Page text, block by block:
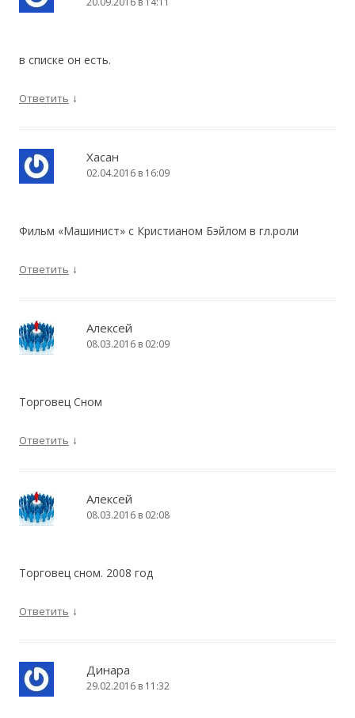
в списке он есть.
Ответить ↓
Хасан
02.04.2016 в 16:09
Фильм «Машинист» с Кристианом Бэйлом в гл.роли
Ответить ↓
Алексей
08.03.2016 в 02:09
Торговец Сном
Ответить ↓
Алексей
08.03.2016 в 02:08
Торговец сном. 2008 год
Ответить ↓
Динара
29.02.2016 в 11:32